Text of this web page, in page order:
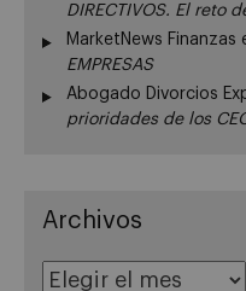
DIRECTIVOS. El reto
MarketNews Finanzas
EMPRESAS
Abogado Divorcios
prioridades de los
Archivos